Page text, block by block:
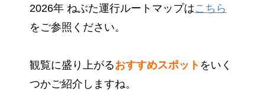
2026年 ねぶた運行ルートマップはこちら
をご参照ください。
観覧に盛り上がるおすすめスポット をいく
つかご紹介しますね。